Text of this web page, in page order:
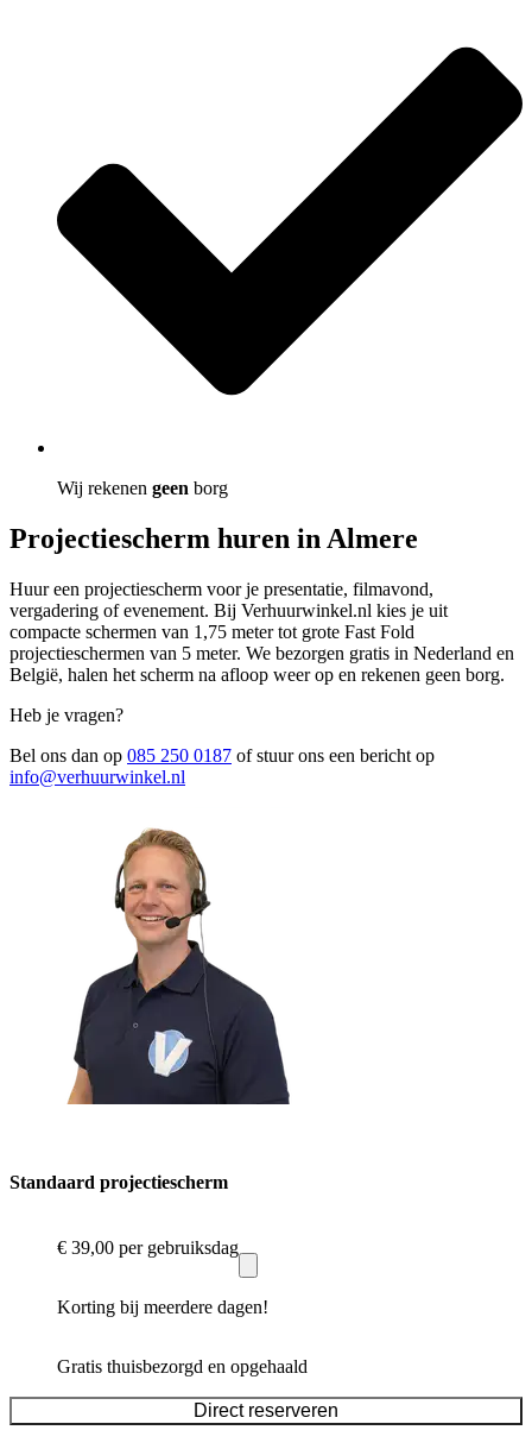
Wij rekenen geen borg
Projectiescherm huren in Almere
Huur een projectiescherm voor je presentatie, filmavond,
vergadering of evenement. Bij Verhuurwinkel.nl kies je uit
compacte schermen van 1,75 meter tot grote Fast Fold
projectieschermen van 5 meter. We bezorgen gratis in Nederland en
België, halen het scherm na afloop weer op en rekenen geen borg.
Heb je vragen?
Bel ons dan op 085 250 0187 of stuur ons een bericht op
info@verhuurwinkel.nl
Standaard projectiescherm
€ 39,00 per gebruiksdag
Korting bij meerdere dagen!
Gratis thuisbezorgd en opgehaald
Direct reserveren